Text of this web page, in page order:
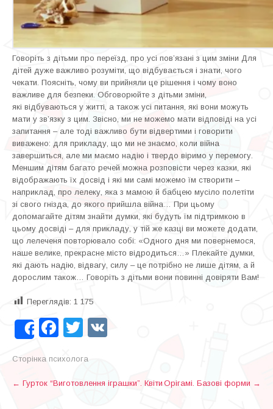
Говоріть з дітьми про переїзд, про усі пов’язані з цим зміни Для
дітей дуже важливо розуміти, що відбувається і знати, чого
чекати. Поясніть, чому ви прийняли це рішення і чому воно
важливе для безпеки. Обговорюйте з дітьми зміни,
які відбуваються у житті, а також усі питання, які вони можуть
мати у зв’язку з цим. Звісно, ми не можемо мати відповіді на усі
запитання – але тоді важливо бути відвертими і говорити
виважено: для прикладу, що ми не знаємо, коли війна
завершиться, але ми маємо надію і твердо віримо у перемогу.
Меншим дітям багато речей можна розповісти через казки, які
відображають їх досвід і які ми самі можемо їм створити –
наприклад, про лелеку, яка з мамою й бабцею мусіло полетіти
зі свого гнізда, до якого прийшла війна… При цьому
допомагайте дітям знайти думки, які будуть їм підтримкою в
цьому досвіді – для прикладу, у тій же казці ви можете додати,
що лелеченя повторювало собі: «Одного дня ми повернемося,
наше велике, прекрасне місто відродиться…» Плекайте думки,
які дають надію, відвагу, силу – це потрібно не лише дітям, а й
дорослим також… Говоріть з дітьми вони повинні довіряти Вам!
Переглядів: 1 175
ShareFacebook
Twitter
Сторінка психолога
P
← Гурток “Виготовлення іграшки”. Квіти Орігамі. Базові форми →